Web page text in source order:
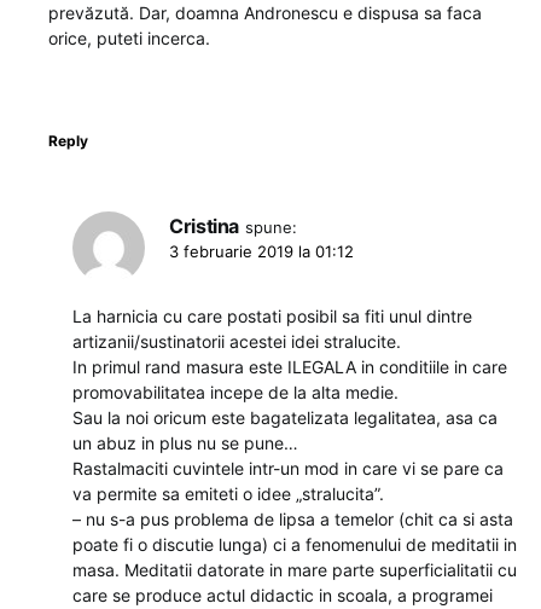
prevăzută. Dar, doamna Andronescu e dispusa sa faca
orice, puteti incerca.
Reply
Cristina spune:
3 februarie 2019 la 01:12
La harnicia cu care postati posibil sa fiti unul dintre
artizanii/sustinatorii acestei idei stralucite.
In primul rand masura este ILEGALA in conditiile in care
promovabilitatea incepe de la alta medie.
Sau la noi oricum este bagatelizata legalitatea, asa ca
un abuz in plus nu se pune…
Rastalmaciti cuvintele intr-un mod in care vi se pare ca
va permite sa emiteti o idee „stralucita”.
– nu s-a pus problema de lipsa a temelor (chit ca si asta
poate fi o discutie lunga) ci a fenomenului de meditatii in
masa. Meditatii datorate in mare parte superficialitatii cu
care se produce actul didactic in scoala, a programei